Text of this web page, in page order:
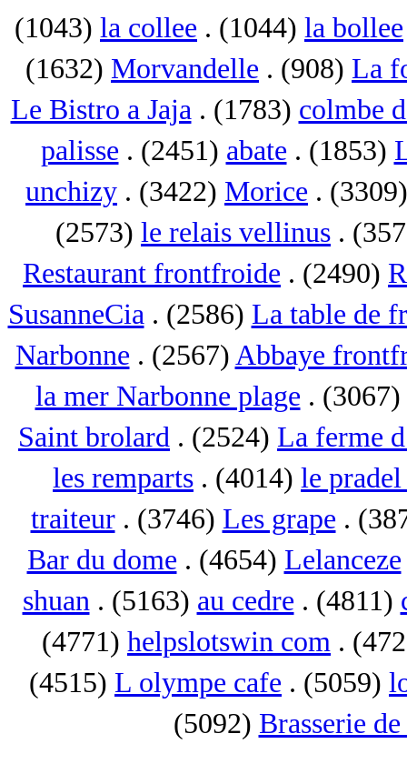
(1043) la collee . (1044) la bollee
(1632) Morvandelle . (908) La
Le Bistro a Jaja. (1783) colmbe
palisse . (2451) abate . (1853)
unchizy . (3422) Morice .
(2573) le relais vellinus .
Restaurant frontfroide . (2490)
SusanneCia. (2586) La table de
Narbonne . (2567) Abbaye
la mer Narbonne plage . (3067)
Saint brolard . (2524) La ferme
les remparts . (4014) le
traiteur. (3746) Les grape .
Bar du dome . (4654) Lelanceze
shuan. (5163) au cedre . (4811)
(4771) helpslotswin com .
(4515) L olympe cafe . (5059)
(5092) Brasserie